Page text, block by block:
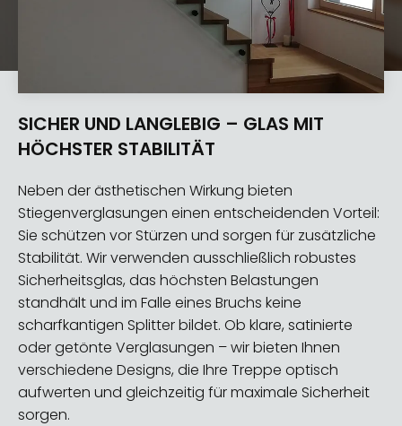
SICHER UND LANGLEBIG – GLAS MIT
HÖCHSTER STABILITÄT
Neben der ästhetischen Wirkung bieten
Stiegenverglasungen einen entscheidenden Vorteil:
Sie schützen vor Stürzen und sorgen für zusätzliche
Stabilität. Wir verwenden ausschließlich robustes
Sicherheitsglas, das höchsten Belastungen
standhält und im Falle eines Bruchs keine
scharfkantigen Splitter bildet. Ob klare, satinierte
oder getönte Verglasungen – wir bieten Ihnen
verschiedene Designs, die Ihre Treppe optisch
aufwerten und gleichzeitig für maximale Sicherheit
sorgen.